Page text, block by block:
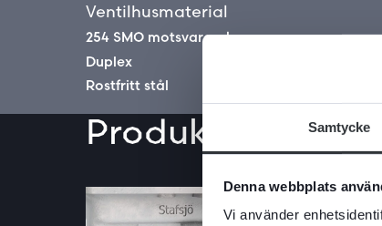
Samtycke
Denna webbplats
Vi använder
Ventilhusmaterial
254 SMO motsvarande
Duplex
Rostfritt stål